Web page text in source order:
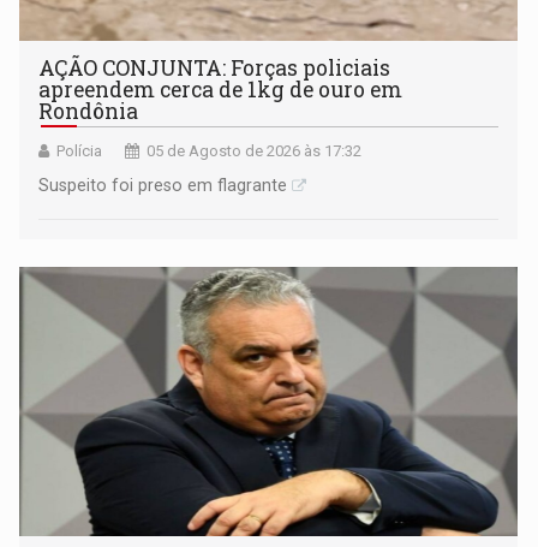
AÇÃO CONJUNTA: Forças policiais
apreendem cerca de 1kg de ouro em
Rondônia
Polícia 05 de Agosto de 2026 às 17:32
Suspeito foi preso em flagrante